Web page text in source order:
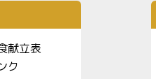
献立表
ク